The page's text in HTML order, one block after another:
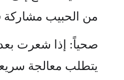
من الحبيب مشاركة
صحياً: إذا شعرت
يتطلب معالجة